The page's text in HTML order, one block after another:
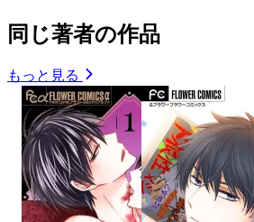
同じ著者の作品
もっと見る